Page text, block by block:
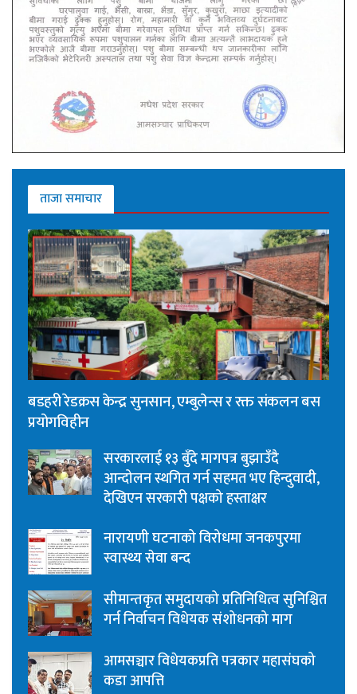
ताजा समाचार
बडहरी रेडक्रस केन्द्र सुनसान, एम्बुलेन्स र रक्त संकलन बस
प्रयोगविहीन
सरकारलाई १३ बुँदे मागपत्र बुझाउँदै
आन्दोलन स्थगित गर्न सहमत भए हिन्दुवादी,
देखिएन सरकारी पक्षको हस्ताक्षर
नारायणी घटनाको विरोधमा जनकपुरमा
स्वास्थ्य सेवा बन्द
सीमान्तकृत समुदायको प्रतिनिधित्व सुनिश्चित
गर्न निर्वाचन विधेयक संशोधनको माग
आमसञ्चार विधेयकप्रति पत्रकार महासंघको
कडा आपत्ति